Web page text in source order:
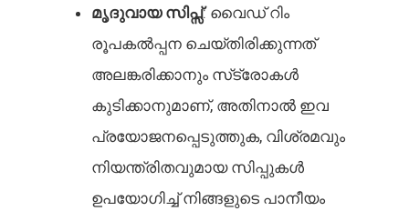
മൃദുവായ സിപ്സ്: വൈഡ് റിം
രൂപകൽപ്പന ചെയ്‌തിരിക്കുന്നത്
അലങ്കരിക്കാനും സ്‌ട്രോകൾ
കുടിക്കാനുമാണ്, അതിനാൽ ഇവ
പ്രയോജനപ്പെടുത്തുക, വിശ്രമവും
നിയന്ത്രിതവുമായ സിപ്പുകൾ
ഉപയോഗിച്ച് നിങ്ങളുടെ പാനീയം